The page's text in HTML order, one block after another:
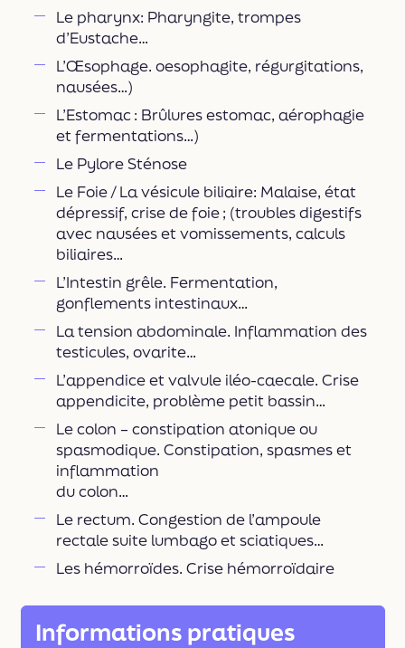
Le pharynx: Pharyngite, trompes
d’Eustache…
L’Œsophage. oesophagite, régurgitations,
nausées…)
L’Estomac : Brûlures estomac, aérophagie
et fermentations…)
Le Pylore Sténose
Le Foie / La vésicule biliaire: Malaise, état
dépressif, crise de foie ; (troubles digestifs
avec nausées et vomissements, calculs
biliaires…
L’Intestin grêle. Fermentation,
gonflements intestinaux…
La tension abdominale. Inflammation des
testicules, ovarite…
L’appendice et valvule iléo-caecale. Crise
appendicite, problème petit bassin…
Le colon – constipation atonique ou
spasmodique. Constipation, spasmes et
inflammation
du colon…
Le rectum. Congestion de l’ampoule
rectale suite lumbago et sciatiques…
Les hémorroïdes. Crise hémorroïdaire
Informations pratiques